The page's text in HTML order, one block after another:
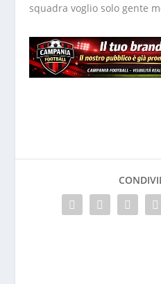
squadra voglio solo gente